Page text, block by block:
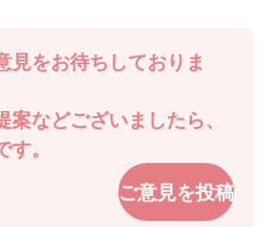
いやすいです。
イオンモール高松
見をお待ちしておりま
などございましたら、
。
ご意見を投稿